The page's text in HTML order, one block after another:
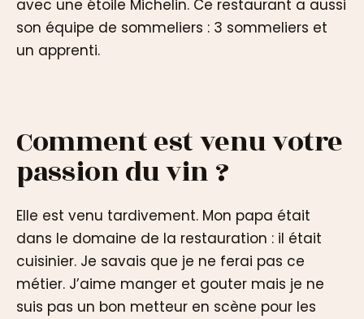
avec une étoile Michelin. Ce restaurant a aussi
son équipe de sommeliers : 3 sommeliers et
un apprenti.
Comment est venu votre
passion du vin ?
Elle est venu tardivement. Mon papa était
dans le domaine de la restauration : il était
cuisinier. Je savais que je ne ferai pas ce
métier. J’aime manger et gouter mais je ne
suis pas un bon metteur en scène pour les